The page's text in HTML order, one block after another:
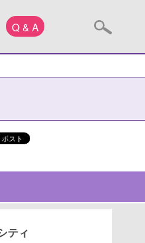
Q & A
ティ